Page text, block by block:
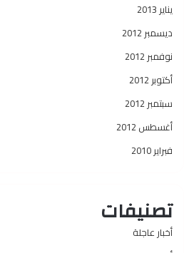
يناير 2013
ديسمبر 2012
نوفمبر 2012
أكتوبر 2012
سبتمبر 2012
أغسطس 2012
فبراير 2010
تصنيفات
أخبار عاجلة